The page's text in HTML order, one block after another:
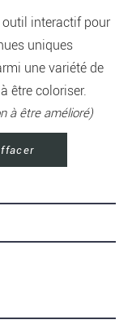
outil interactif pour
uniques
une variété de
être coloriser.
à être amélioré)